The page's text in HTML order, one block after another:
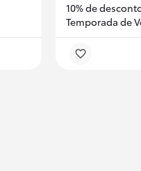
10% de
Temporada de